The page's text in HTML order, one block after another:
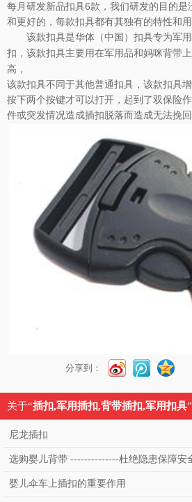
每月研发新品扣具6款，我们研发的目的是
和更好的，每款扣具都有其独有的特性和用
该款扣具是华体（中国）扣具专为军
扣 ，该款扣具主要用在军用品和妈咪背带
高，
该款扣具不同于其他普通扣具，该款扣具
按下两个按键才可以打开，起到了双保险
件或突发情况造成插扣脱落而造成无法挽回
分享到：
关于“插扣,军用插扣,背带插扣,军用扣具
尼龙插扣
选购婴儿背带 --------------杜绝隐患保障安
婴儿伞车上插扣的重要作用